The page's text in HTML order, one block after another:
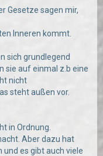
Gesetze sagen mir,
Inneren kommt.
sich grundlegend
sie auf einmal z.b eine
nicht
steht außen vor.
in Ordnung.
Aber dazu hat
es gibt auch viele